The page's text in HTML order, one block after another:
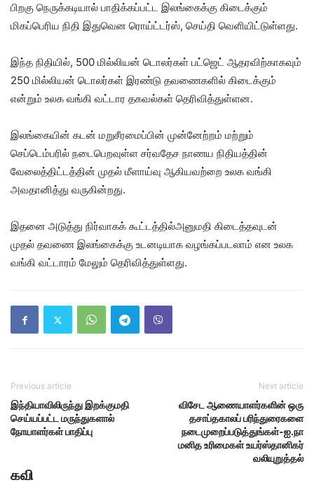
பிறகு நெருக்கடியால் பாதிக்கப்பட்ட இலங்கைக்கு கிடைக்கும்
மிகப்பெரிய நிதி இதுவென ரொய்ட்டர்ஸ், செய்தி வெளியிட்டுள்ளது.
இந்த நிதியில், 500 மில்லியன் டொலர்கள் பட்ஜெட் ஆதரவிற்காகவும்
250 மில்லியன் டொலர்கள் இரண்டு தவணைகளில் கிடைக்கும்
என்றும் உலக வங்கி வட்டார தகவல்கள் தெரிவித்துள்ளன.
இலங்கையின் கடன் மறுசீரமைப்பின் முன்னேற்றம் மற்றும்
செப்டெம்பரில் நடைபெறவுள்ள சர்வதேச நாணய நிதியத்தின்
வேலைத்திட்டத்தின் முதல் மீளாய்வு ஆகியவற்றை உலக வங்கி
அவதானித்து வருகின்றது.
இதனை அடுத்து நிர்வாகக் கூட்டத்தில்அனுமதி கிடைத்தவுடன்
முதல் தவணை இலங்கைக்கு உடனடியாக வழங்கப்படலாம் என உலக
வங்கி வட்டாரம் மேலும் தெரிவித்துள்ளது.
Previous article
இந்தியாவிலிருந்து இறக்குமதி
செய்யப்பட்ட மருந்துகளால்
நோயாளர்கள் பாதிப்பு
Next article
விசேட ஆணையாளர்களின் ஒரு
தசாப்தகாலப் பரிந்துரைகளை
நடைமுறைப்படுத்துங்கள்-ஐ.நா
மனித உரிமைகள் உயர்ஸ்தானிகர்
வலியுறுத்தல்
கவி